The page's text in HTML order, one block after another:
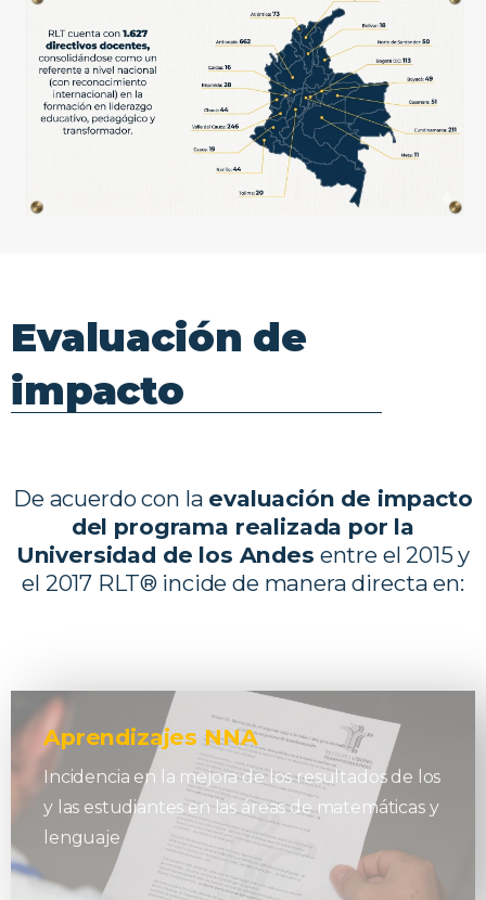
Evaluación de
impacto
De acuerdo con la evaluación de impacto
del programa realizada por la
Universidad de los Andes entre el 2015 y
el 2017 RLT® incide de manera directa en:
Aprendizajes NNA
Incidencia en la mejora de los resultados de los
y las estudiantes en las áreas de matemáticas y
lenguaje